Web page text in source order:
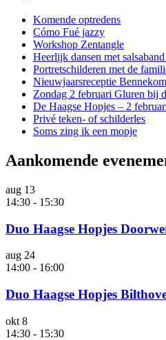
Komende optredens
Cómo Fué jazzy
Workshop Zentangle
Heerlijk dansen met
Portretschilderen met de
Nieuwjaarsreceptie Bennekom
Zondag 2 februari Gluren bij
De Haagse Hopjes – 2
Privé teken- of schilderles
Soms zing ik een mopje
Aankomende
aug 13
14:30 - 15:30
Duo Haagse Hopjes
aug 24
14:00 - 16:00
Duo Haagse Hopjes
okt 8
14:30 - 15:30